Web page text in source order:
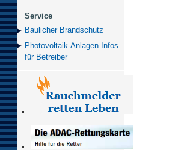
Service
Baulicher Brand­schutz
Photovoltaik-Anlagen Infos
für Betreiber